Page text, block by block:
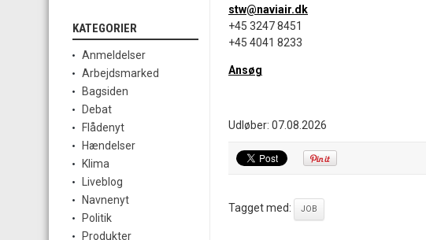
stw@naviair.dk
+45 3247 8451
+45 4041 8233
Ansøg
Udløber: 07.08.2026
Tagget med: JOB
KATEGORIER
Anmeldelser
Arbejdsmarked
Bagsiden
Debat
Flådenyt
Hændelser
Klima
Liveblog
Navnenyt
Politik
Produkter